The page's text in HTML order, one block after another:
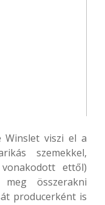
Winslet viszi el a
szemekkel,
ettől)
összerakni
producerként is